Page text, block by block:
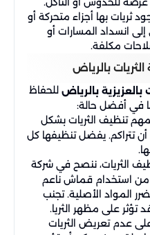
ثريات بها أجزاء متحركة أو
انسداد المسارات أو
مكلفة.
بالرياض
بالرياض للحفاظ
في أفضل حالة:
تنظيف الثريات بشكل
أن تتراكم. يفضل تنظيفها كل
الثريات، ننصح في شركة
من استخدام قماش ناعم
المواد الأصلية. تجنب
تؤثر على مظهر الثريا.
عدم تعريض الثريات